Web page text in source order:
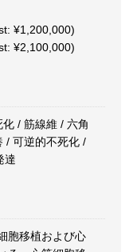
¥1,200,000)
¥2,100,000)
/ 筋線維 / 六角
/ 可逆的不死化 /
達
胞移植および心